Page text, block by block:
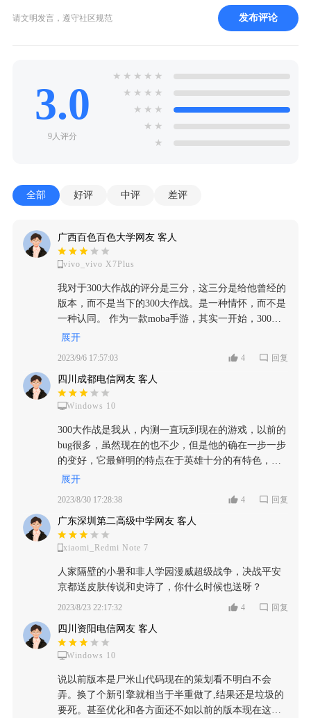
请文明发言，遵守社区规范 发布评论
3.0
9人评分
★ ★ ★ ★ ★
★ ★ ★ ★
★ ★ ★
★ ★
★
全部 好评 中评 差评
广西百色百色大学网友 客人
vivo_vivo X7Plus
我对于300大作战的评分是三分，这三分是给他曾经的
版本，而不是当下的300大作战。是一种情怀，而不是
一种认同。 作为一款moba手游，其实一开始，300大
作战做的还可以，当时的话除了他的氪金力度很大，
验和游戏的环境还是可以的，本来我是一直期望着300
大作战能够像王者荣耀那样，玩过最初的几个版本。
说实话还是挺怀旧的 自从19年开始，300大作战打了
小程序的广告，他的口碑就在下降了，有一段时间的
话，调到了六点几分，（以往都是7点几分）渐渐的开
始确实是有新人加入了，但是游戏的整体环境变差
了，而策划的话也是没有去优化游戏体验，包括游戏
样的人你都能匹配到 ，时间渐渐来，到了2021年到
2022年间，这个时候的话，他的一些装备做出了比较
大的调整，这对于我们这些老玩家来说的话是其实是
算一种打击，因为以前的一些嗯方案的话都是用不起
来的，但对游戏来说也很正常，我们也可以理解，因
路，然后因为新手玩家加入进来比较多嘛，照顾新手
玩家这是可以理解的，再玩下去的话，就发现一些老
版的英雄，就是不再售卖的英雄强度超级高，包括我
自己经常玩的君莫笑，街上一套连招，对面三个人集
火，我能杀掉两个再追剩下来一个，他们这些不在售
卖的影响程度可谓非常非常高，然后就考虑到影响
他新英雄的售价很高，然后操作难度的话也有一点导
致进入300大作战，里面游玩的话门槛比较高，但是我
展开
2023/9/6 17:57:03 4 回复
四川成都电信网友 客人
Windows 10
300大作战是我从，内测一直玩到现在的游戏，以前的
bug很多，虽然现在的也不少，但是他的确在一步一步
的变好，它最鲜明的特点在于英雄十分的有特色，好
比别的moba游戏顶多只有几个氪金英雄，他能有十几
活动可以白嫖到优质的英雄和皮肤，随着游戏的不断
进步与发展，相信他会被更多人所熟知和喜欢，愿酸
门永存!!!
展开
2023/8/30 17:28:38 4 回复
广东深圳第二高级中学网友 客人
xiaomi_Redmi Note 7
人家隔壁的小暑和非人学园漫威超级战争，决战平安
京都送皮肤传说和史诗了，你什么时候也送呀？
2023/8/23 22:17:32 4 回复
四川资阳电信网友 客人
Windows 10
说以前版本是尸米山代码现在的策划看不明白不会
弄。换了个新引擎就相当于半重做了,结果还是垃圾的
要死。甚至优化和各方面还不如以前的版本现在这破